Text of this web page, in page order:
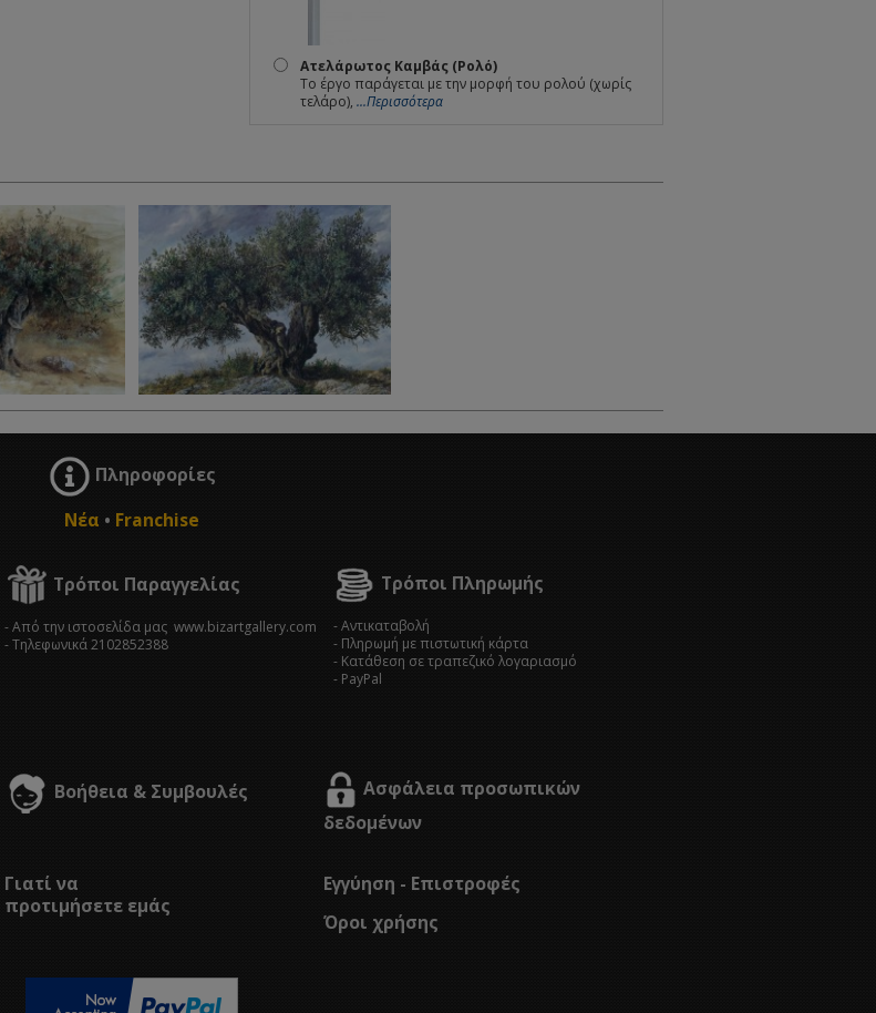
Ατελάρωτος Καμβάς (Ρολό)
Το έργο παράγεται με την μορφή του ρολού (χωρίς
τελάρο), ...Περισσότερα
Πληροφορίες
Νέα • Franchise
Τρόποι Παραγγελίας
- Από την ιστοσελίδα μας www.bizartgallery.com
- Tηλεφωνικά 2102852388
Τρόποι Πληρωμής
- Αντικαταβολή
- Πληρωμή με πιστωτική κάρτα
- Κατάθεση σε τραπεζικό λογαριασμό
- PayPal
Βοήθεια & Συμβουλές
Ασφάλεια προσωπικών
δεδομένων
Γιατί να
προτιμήσετε εμάς
Εγγύηση - Επιστροφές
Όροι χρήσης